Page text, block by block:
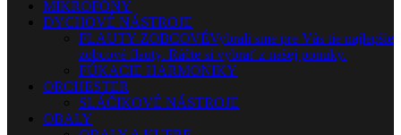
MIKROFÓNY
DYCHOVÉ NÁSTROJE
FLAUTY-ZOBCOVÉVybrali sme pre Vás tie najlepšie
zobcové flauty. Ráčte si vybrať z našej ponuky.
FÚKACIE HARMONIKY
ORCHESTER
SLÁČIKOVÉ NÁSTROJE
OBALY